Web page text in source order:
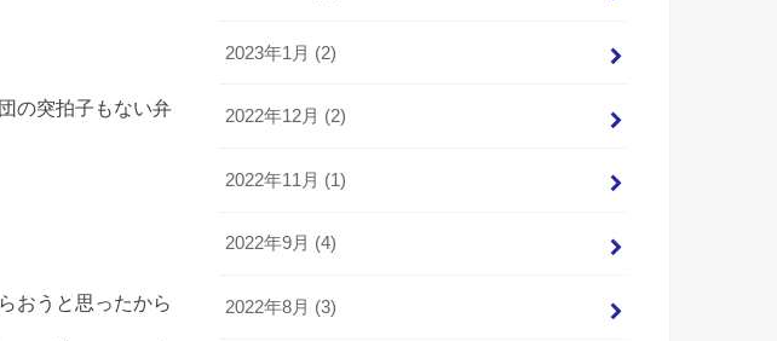
の突拍子もない弁
おうと思ったから
2023年1月 (2)
2022年12月 (2)
2022年11月 (1)
2022年9月 (4)
2022年8月 (3)